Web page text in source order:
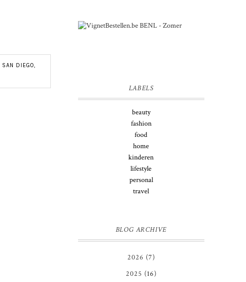
SAN DIEGO,
LABELS
beauty
fashion
food
home
kinderen
lifestyle
personal
travel
BLOG ARCHIVE
2026 (7)
2025 (16)